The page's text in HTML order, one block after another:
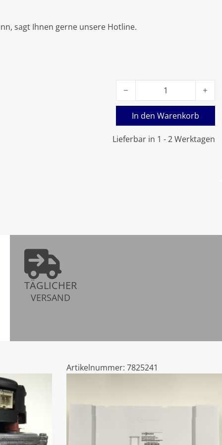
sagt Ihnen gerne unsere Hotline.
Lieferbar in 1 - 2 Werktagen
Viessmann
In den Warenkorb
TÄGLICHER
VERSAND
Artikelnummer:7825241